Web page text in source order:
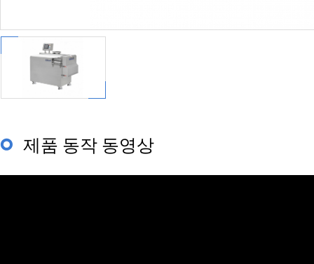
제품 동작 동영상